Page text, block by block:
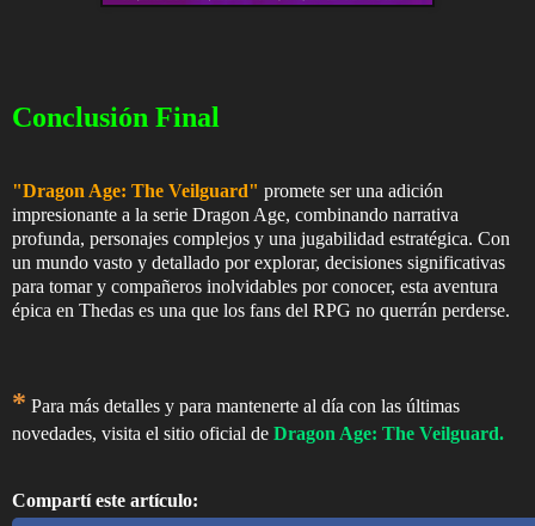
Conclusión Final
"Dragon Age: The Veilguard" promete ser una adición
impresionante a la serie Dragon Age, combinando narrativa
profunda, personajes complejos y una jugabilidad estratégica. Con
un mundo vasto y detallado por explorar, decisiones significativas
para tomar y compañeros inolvidables por conocer, esta aventura
épica en Thedas es una que los fans del RPG no querrán perderse.
* Para más detalles y para mantenerte al día con las últimas
novedades, visita el sitio oficial de Dragon Age: The Veilguard.
Compartí este artículo: